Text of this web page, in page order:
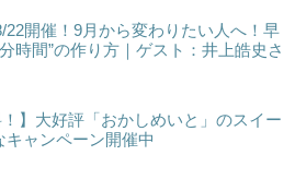
22開催！9月から変わりたい人へ！早
時間”の作り方｜ゲスト：井上皓史さ
！】大好評「おかしめいと」のスイー
キャンペーン開催中